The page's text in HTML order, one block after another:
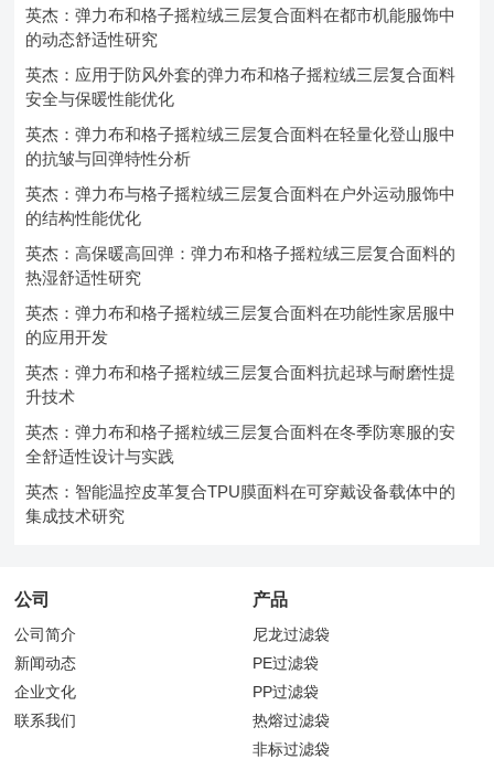
英杰：弹力布和格子摇粒绒三层复合面料在都市机能服饰中
的动态舒适性研究
英杰：应用于防风外套的弹力布和格子摇粒绒三层复合面料
安全与保暖性能优化
英杰：弹力布和格子摇粒绒三层复合面料在轻量化登山服中
的抗皱与回弹特性分析
英杰：弹力布与格子摇粒绒三层复合面料在户外运动服饰中
的结构性能优化
英杰：高保暖高回弹：弹力布和格子摇粒绒三层复合面料的
热湿舒适性研究
英杰：弹力布和格子摇粒绒三层复合面料在功能性家居服中
的应用开发
英杰：弹力布和格子摇粒绒三层复合面料抗起球与耐磨性提
升技术
英杰：弹力布和格子摇粒绒三层复合面料在冬季防寒服的安
全舒适性设计与实践
英杰：智能温控皮革复合TPU膜面料在可穿戴设备载体中的
集成技术研究
公司
公司简介
新闻动态
企业文化
联系我们
产品
尼龙过滤袋
PE过滤袋
PP过滤袋
热熔过滤袋
非标过滤袋